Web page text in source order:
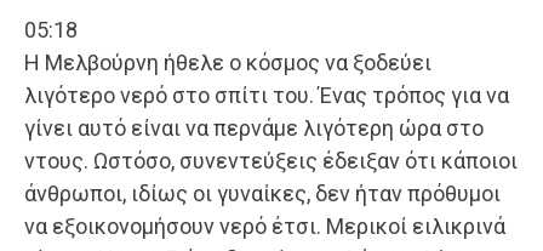
05:18
Η Μελβούρνη ήθελε ο κόσμος να ξοδεύει
λιγότερο νερό στο σπίτι του. Ένας τρόπος για να
γίνει αυτό είναι να περνάμε λιγότερη ώρα στο
ντους. Ωστόσο, συνεντεύξεις έδειξαν ότι κάποιοι
άνθρωποι, ιδίως οι γυναίκες, δεν ήταν πρόθυμοι
να εξοικονομήσουν νερό έτσι. Μερικοί ειλικρινά